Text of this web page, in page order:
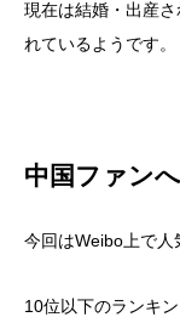
現在は結婚・出産
れているようです。
中国ファン
今回はWeibo上で人
10位以下のランキ